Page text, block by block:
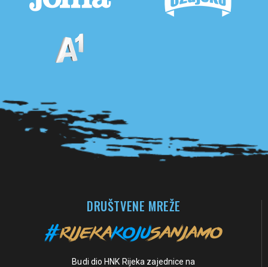
DRUŠTVENE MREŽE
Budi dio HNK Rijeka zajednice na